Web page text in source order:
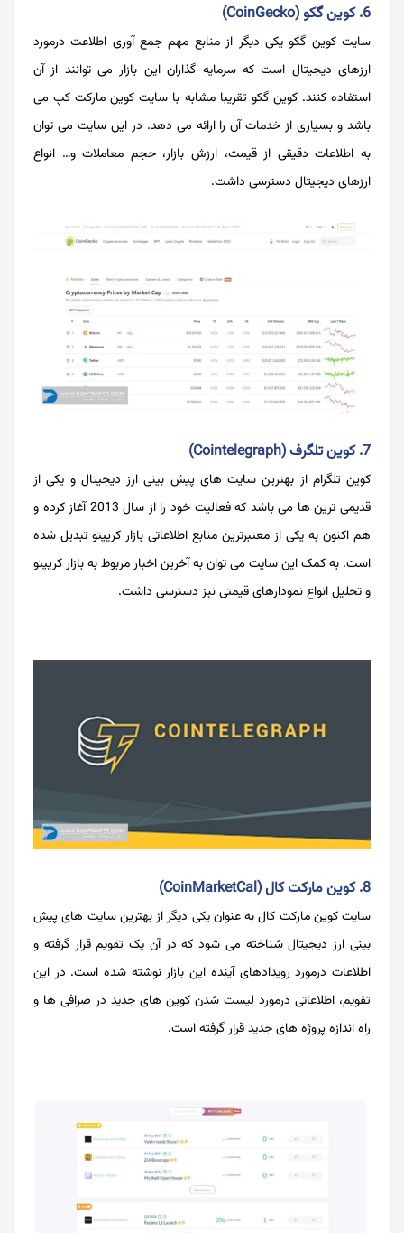
6. کوین گکو (CoinGecko)
سایت کوین گکو یکی دیگر از منابع مهم جمع آوری اطلاعت درمورد
ارزهای دیجیتال است که سرمایه گذاران این بازار می توانند از آن
استفاده کنند. کوین گکو تقریبا مشابه با سایت کوین مارکت کپ می
باشد و بسیاری از خدمات آن را ارائه می دهد. در این سایت می توان
به اطلاعات دقیقی از قیمت، ارزش بازار، حجم معاملات و… انواع
ارزهای دیجیتال دسترسی داشت.
7. کوین تلگرف (Cointelegraph)
کوین تلگرام از بهترین سایت های پیش بینی ارز دیجیتال و یکی از
قدیمی ترین ها می باشد که فعالیت خود را از سال 2013 آغاز کرده و
هم اکنون به یکی از معتبرترین منابع اطلاعاتی بازار کریپتو تبدیل شده
است. به کمک این سایت می توان به آخرین اخبار مربوط به بازار کریپتو
و تحلیل انواع نمودارهای قیمتی نیز دسترسی داشت.
8. کوین مارکت کال (CoinMarketCal)
سایت کوین مارکت کال به عنوان یکی دیگر از بهترین سایت های پیش
بینی ارز دیجیتال شناخته می شود که در آن یک تقویم قرار گرفته و
اطلاعات درمورد رویدادهای آینده این بازار نوشته شده است. در این
تقویم، اطلاعاتی درمورد لیست شدن کوین های جدید در صرافی ها و
راه اندازه پروژه های جدید قرار گرفته است.